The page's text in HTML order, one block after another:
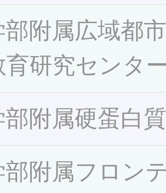
部附属広域都
育研究センタ
部附属硬蛋白
部附属フロン